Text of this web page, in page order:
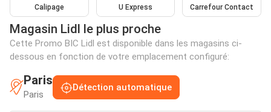
Calipage U Express Carrefour Contact
Magasin Lidl le plus proche
Cette Promo BIC Lidl est disponible dans les magasins ci-
dessous en fonction de votre emplacement configuré:
Paris
Paris
Détection automatique